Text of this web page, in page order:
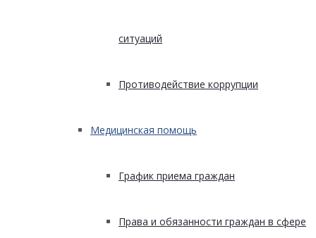
ситуаций
Противодействие коррупции
Медицинская помощь
График приема граждан
Права и обязанности граждан в сфере